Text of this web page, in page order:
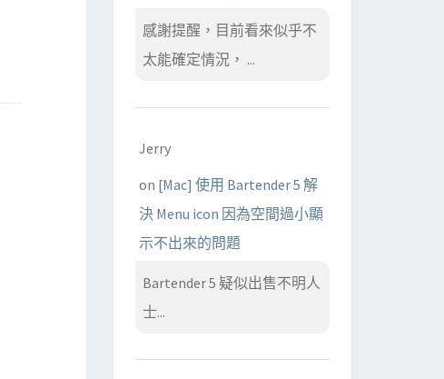
感謝提醒，目前看來似乎不
太能確定情況， ...
Jerry
on [Mac] 使用 Bartender 5 解
決 Menu icon 因為空間過小顯
示不出來的問題
Bartender 5 疑似出售不明人
士...